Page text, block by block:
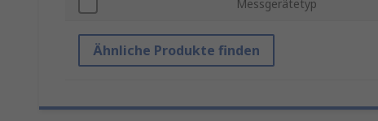
Messgerätetyp
Ähnliche Produkte finden